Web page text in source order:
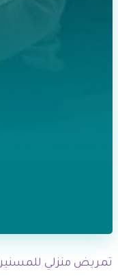
تمريض منزلي